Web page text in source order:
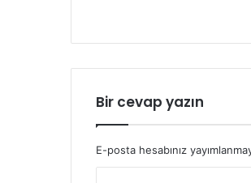
Bir cevap yazın
E-posta hesabınız